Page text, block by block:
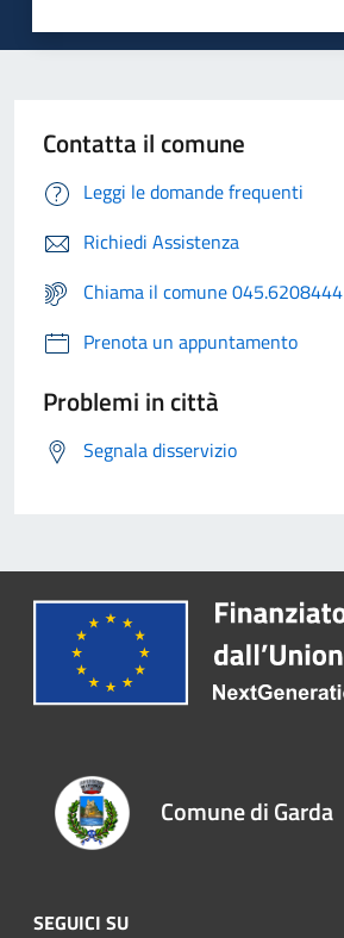
Contatta il comune
Leggi le domande frequenti
Richiedi Assistenza
Chiama il comune 045.6208444
Prenota un appuntamento
Problemi in città
Segnala disservizio
Comune di Garda
SEGUICI SU